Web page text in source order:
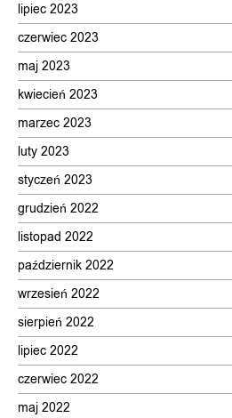
lipiec 2023
czerwiec 2023
maj 2023
kwiecień 2023
marzec 2023
luty 2023
styczeń 2023
grudzień 2022
listopad 2022
październik 2022
wrzesień 2022
sierpień 2022
lipiec 2022
czerwiec 2022
maj 2022